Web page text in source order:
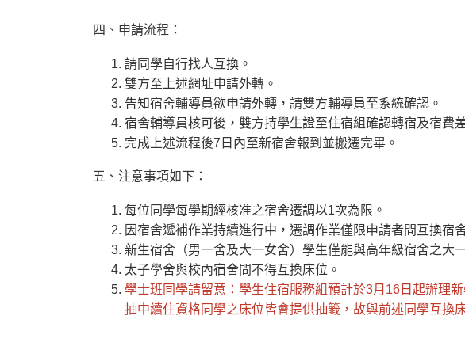
四、申請流程：
請同學自行找人互換。
雙方至上述網址申請外轉。
告知宿舍輔導員欲申請外轉，請雙方輔導員至系統確認。
宿舍輔導員核可後，雙方持學生證至住宿組確認轉宿及宿費
完成上述流程後7日內至新宿舍報到並搬遷完畢。
五、注意事項如下：
每位同學每學期經核准之宿舍遷調以1次為限。
因宿舍遞補作業持續進行中，遷調作業僅限申請者間互換宿
新生宿舍（男一舍及大一女舍）學生僅能與高年級宿舍之大
太子學舍與校內宿舍間不得互換床位。
學士班同學請留意：學生住宿服務組預計於3月16日起辦理
抽中續住資格同學之床位皆會提供抽籤，故與前述同學互換